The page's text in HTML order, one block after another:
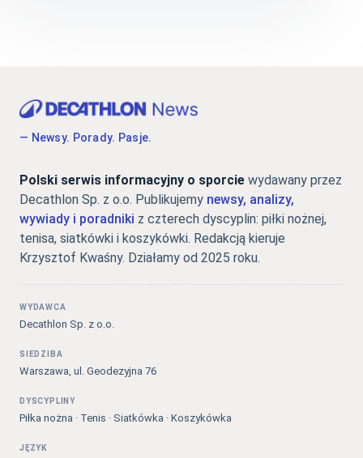
— Newsy. Porady. Pasje.
Polski serwis informacyjny o sporcie wydawany przez
Decathlon Sp. z o.o. Publikujemy newsy, analizy,
wywiady i poradniki z czterech dyscyplin: piłki nożnej,
tenisa, siatkówki i koszykówki. Redakcją kieruje
Krzysztof Kwaśny. Działamy od 2025 roku.
WYDAWCA
Decathlon Sp. z o.o.
SIEDZIBA
Warszawa, ul. Geodezyjna 76
DYSCYPLINY
Piłka nożna · Tenis · Siatkówka · Koszykówka
JĘZYK